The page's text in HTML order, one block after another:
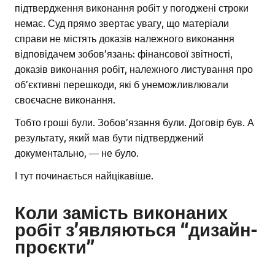
підтвердження виконання робіт у погоджені строки
немає. Суд прямо звертає увагу, що матеріали
справи не містять доказів належного виконання
відповідачем зобов’язань: фінансової звітності,
доказів виконання робіт, належного листування про
об’єктивні перешкоди, які б унеможливлювали
своєчасне виконання.
Тобто гроші були. Зобов’язання були. Договір був. А
результату, який мав бути підтверджений
документально, — не було.
І тут починається найцікавіше.
Коли замість виконаних
робіт з’являються “дизайн-
проєкти”